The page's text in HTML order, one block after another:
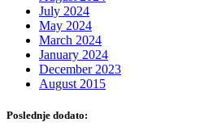
July 2024
May 2024
March 2024
January 2024
December 2023
August 2015
Poslednje dodato: